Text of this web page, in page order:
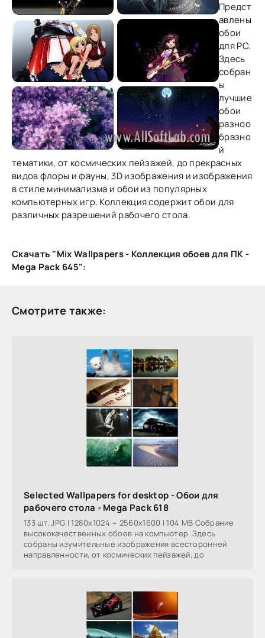
Предст
авлены
обои
для PC.
Здесь
собран
ы
лучшие
обои
разноо
бразно
й
тематики, от космических пейзажей, до прекрасных
видов флоры и фауны, 3D изображения и изображения
в стиле минимализма и обои из популярных
компьютерных игр. Коллекция содержит обои для
различных разрешений рабочего стола.
Скачать "Mix Wallpapers - Коллекция обоев для ПК -
Mega Pack 645":
Смотрите также:
Selected Wallpapers for desktop - Обои для
рабочего стола - Mega Pack 618
133 шт. JPG | 1280x1024 ~ 2560x1600 | 104 MB Собрание
высококачественных обоев на компьютер. Здесь
собраны изумительные изображения всесторонней
направленности, от космических пейзажей, до